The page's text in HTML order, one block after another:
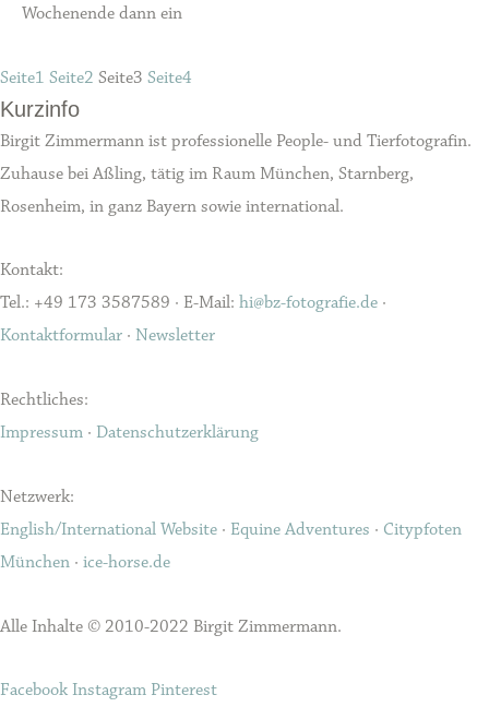
Wochenende dann ein
Seite1 Seite2 Seite3 Seite4
Kurzinfo
Birgit Zimmermann ist professionelle People- und Tierfotografin.
Zuhause bei Aßling, tätig im Raum München, Starnberg,
Rosenheim, in ganz Bayern sowie international.
Kontakt:
Tel.: +49 173 3587589 · E-Mail: hi@bz-fotografie.de ·
Kontaktformular · Newsletter
Rechtliches:
Impressum · Datenschutzerklärung
Netzwerk:
English/International Website · Equine Adventures · Citypfoten
München · ice-horse.de
Alle Inhalte © 2010-2022 Birgit Zimmermann.
Facebook Instagram Pinterest